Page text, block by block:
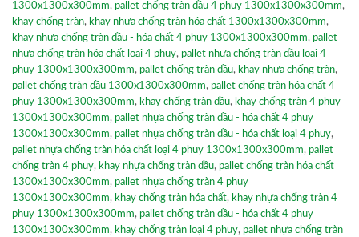
1300x1300x300mm, pallet chống tràn dầu 4 phuy 1300x1300x300mm,
khay chống tràn, khay nhựa chống tràn hóa chất 1300x1300x300mm,
khay nhựa chống tràn dầu - hóa chất 4 phuy 1300x1300x300mm, pallet
nhựa chống tràn hóa chất loại 4 phuy, pallet nhựa chống tràn dầu loại 4
phuy 1300x1300x300mm, pallet chống tràn dầu, khay nhựa chống tràn,
pallet chống tràn dầu 1300x1300x300mm, pallet chống tràn hóa chất 4
phuy 1300x1300x300mm, khay chống tràn dầu, khay chống tràn 4 phuy
1300x1300x300mm, pallet nhựa chống tràn dầu - hóa chất 4 phuy
1300x1300x300mm, pallet nhựa chống tràn dầu - hóa chất loại 4 phuy,
pallet nhựa chống tràn hóa chất loại 4 phuy 1300x1300x300mm, pallet
chống tràn 4 phuy, khay nhựa chống tràn dầu, pallet chống tràn hóa chất
1300x1300x300mm, pallet nhựa chống tràn 4 phuy
1300x1300x300mm, khay chống tràn hóa chất, khay nhựa chống tràn 4
phuy 1300x1300x300mm, pallet chống tràn dầu - hóa chất 4 phuy
1300x1300x300mm, khay chống tràn loại 4 phuy, pallet nhựa chống tràn